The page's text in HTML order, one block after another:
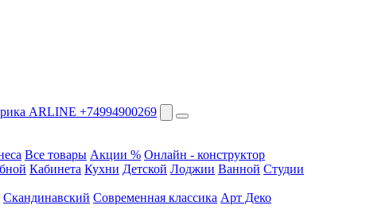
+74994900269
Все товары Акции % Онлайн - конструктор
Кабинета Кухни Детской Лоджии Ванной Студии
Скандинавский Современная классика Арт Деко